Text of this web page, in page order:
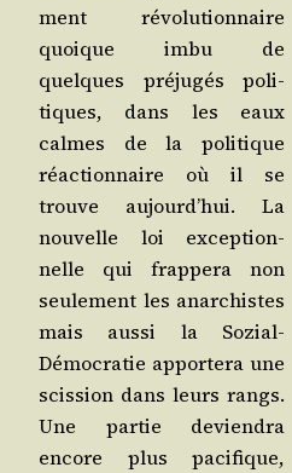
ment révo­lu­tion­naire
quoique imbu de
quelques pré­ju­gés poli­
tiques, dans les eaux
calmes de la poli­tique
réac­tion­naire où il se
trouve aujourd’­hui. La
nou­velle loi excep­tion­
nelle qui frap­pe­ra non
seule­ment les anar­chistes
mais aus­si la Sozial-
Démo­cra­tie appor­te­ra une
scis­sion dans leurs rangs.
Une par­tie devien­dra
encore plus paci­fique,